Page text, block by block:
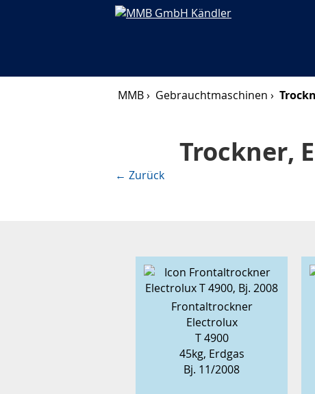
MMB › Gebrauchtmaschinen ›
Trockner,
← Zurück
Frontaltrockner
Electrolux
T 4900
45kg, Erdgas
Bj. 11/2008